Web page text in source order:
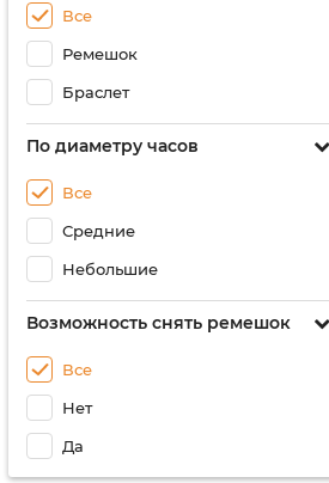
Все
Ремешок
Браслет
По диаметру часов
Все
Средние
Небольшие
Возможность снять ремешок
Все
Нет
Да